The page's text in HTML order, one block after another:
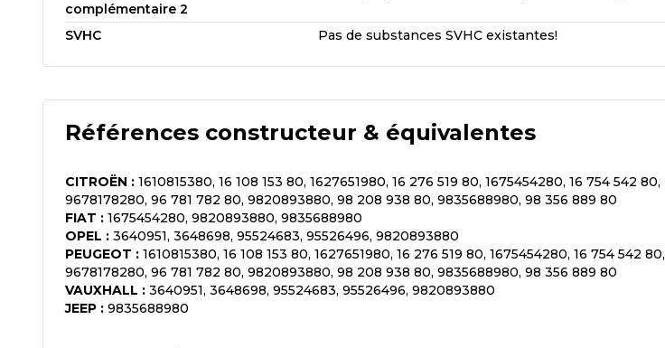
complémentaire 2
SVHC Pas de substances SVHC existantes!
Références constructeur & équivalentes
CITROËN : 1610815380, 16 108 153 80, 1627651980, 16 276 519 80, 1675454280, 16 754 542 80,
9678178280, 96 781 782 80, 9820893880, 98 208 938 80, 9835688980, 98 356 889 80
FIAT : 1675454280, 9820893880, 9835688980
OPEL : 3640951, 3648698, 95524683, 95526496, 9820893880
PEUGEOT : 1610815380, 16 108 153 80, 1627651980, 16 276 519 80, 1675454280, 16 754 542 80,
9678178280, 96 781 782 80, 9820893880, 98 208 938 80, 9835688980, 98 356 889 80
VAUXHALL : 3640951, 3648698, 95524683, 95526496, 9820893880
JEEP : 9835688980